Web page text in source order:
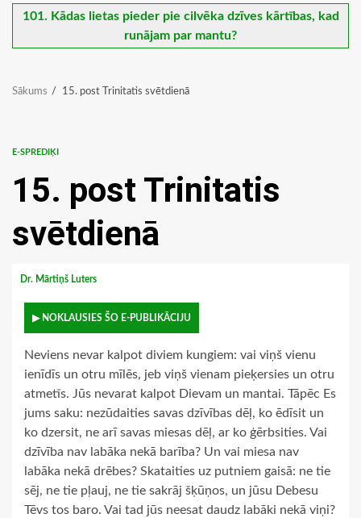
101. Kādas lietas pieder pie cilvēka dzīves kārtības, kad
runājam par mantu?
Sākums 15. post Trinitatis svētdienā
E-SPREDIĶI
15. post Trinitatis
svētdienā
Dr. Mārtiņš Luters
▶ NOKLAUSIES ŠO E-PUBLIKĀCIJU
Neviens nevar kalpot diviem kungiem: vai viņš vienu
ienīdīs un otru mīlēs, jeb viņš vienam pieķersies un otru
atmetīs. Jūs nevarat kalpot Dievam un mantai. Tāpēc Es
jums saku: nezūdaities savas dzīvības dēļ, ko ēdīsit un
ko dzersit, ne arī savas miesas dēļ, ar ko ģērbsities. Vai
dzīvība nav labāka nekā barība? Un vai miesa nav
labāka nekā drēbes? Skataities uz putniem gaisā: ne tie
sēj, ne tie pļauj, ne tie sakrāj šķūņos, un jūsu Debesu
Tēvs tos baro. Vai tad jūs neesat daudz labāki nekā viņi?